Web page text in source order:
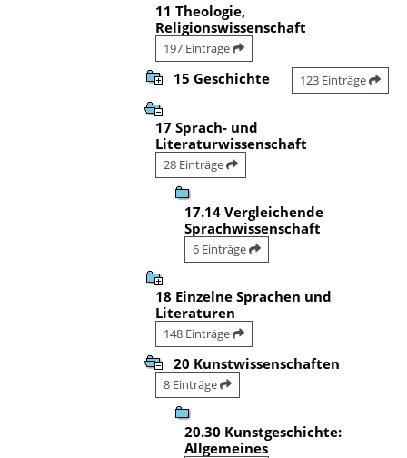
11 Theologie,
Religionswissenschaft
197 Einträge
15 Geschichte 123 Einträge
17 Sprach- und
Literaturwissenschaft
28 Einträge
17.14 Vergleichende
Sprachwissenschaft
6 Einträge
18 Einzelne Sprachen und
Literaturen
148 Einträge
20 Kunstwissenschaften
8 Einträge
20.30 Kunstgeschichte:
Allgemeines